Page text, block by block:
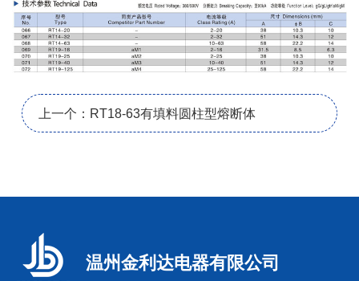
上一个：RT18-63有填料圆柱型熔断体
温州金利达电器有限公司